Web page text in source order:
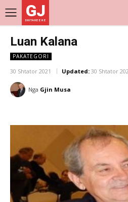
GJ
DRITARE E RE
Luan Kalana
PAKATEGORI
30 Shtator 2021 Updated: 30 Shtator
Nga Gjin Musa